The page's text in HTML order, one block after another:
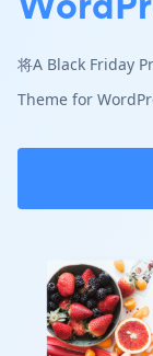
将A Black Friday
Theme for